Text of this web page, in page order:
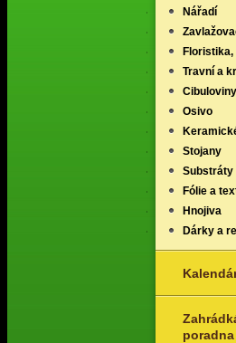
Nářadí
Travní a
Osivo
Stojany
Substráty
Fólie a
Hnojiva
Dárky a
poradna